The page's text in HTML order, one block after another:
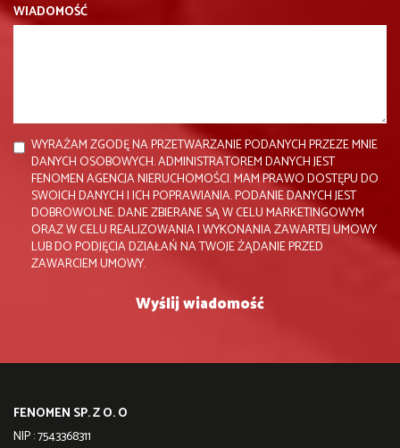
WIADOMOŚĆ
WYRAŻAM ZGODĘ NA PRZETWARZANIE PODANYCH PRZEZE MNIE
DANYCH OSOBOWYCH. ADMINISTRATOREM DANYCH JEST
FENOMEN AGENCJA NIERUCHOMOŚCI. MAM PRAWO DOSTĘPU DO
SWOICH DANYCH I ICH POPRAWIANIA. PODANIE DANYCH JEST
DOBROWOLNE. DANE ZBIERANE SĄ W CELU MARKETINGOWYM
ORAZ W CELU REALIZOWANIA I WYKONANIA ZAWARTEJ UMOWY
LUB DO PODJĘCIA DZIAŁAŃ NA TWOJE ŻĄDANIE PRZED
ZAWARCIEM UMOWY.
FENOMEN SP. Z O. O
NIP : 7543368311